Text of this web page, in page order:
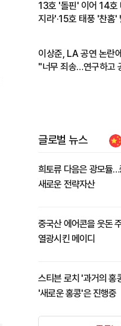
13호 '돌핀' 이어 14호
지라'·15호 태풍 '찬홈
이상준, LA 공연 논란
"너무 죄송…연구하고
글로벌 뉴스
희토류 다음은 광모듈
새로운 전략자산
중국산 에어콘을 웃돈
열광시킨 메이디
스티븐 로치 '과거의 홍
'새로운 홍콩'은 진행중